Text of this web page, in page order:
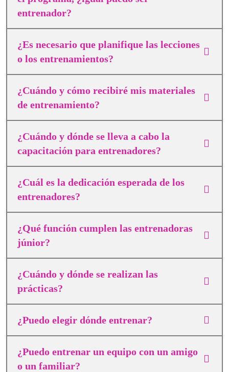
entrenador?
¿Es necesario que planifique las lecciones
o los entrenamientos?
¿Cuándo y cómo recibiré mis materiales
de entrenamiento?
¿Cuándo y dónde se lleva a cabo la
capacitación para entrenadores?
¿Cuál es la dedicación esperada de los
entrenadores?
¿Qué función cumplen las entrenadoras
júnior?
¿Cuándo y dónde se realizan las
prácticas?
¿Puedo elegir dónde entrenar?
¿Puedo entrenar un equipo con un amigo
o un familiar?